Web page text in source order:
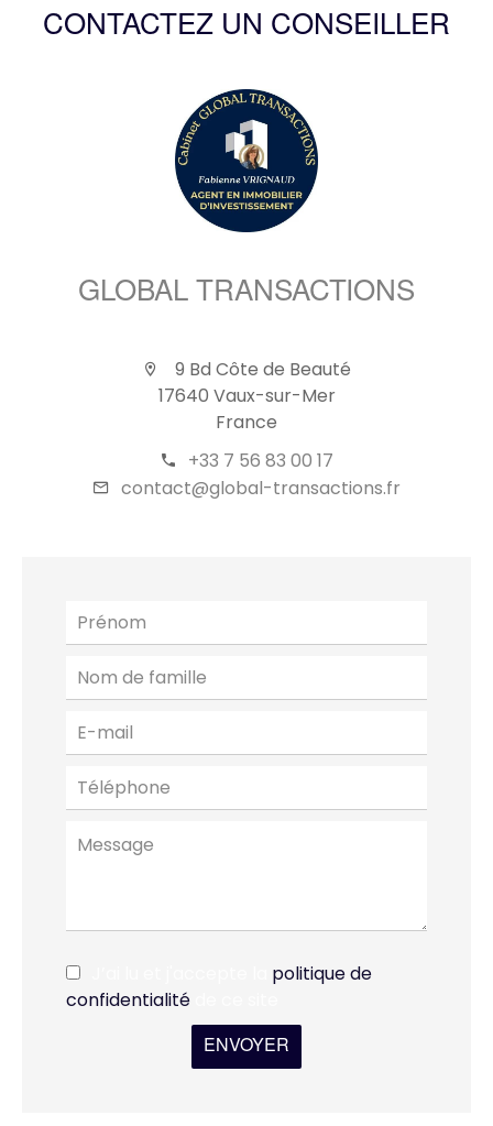
CONTACTEZ UN CONSEILLER
GLOBAL TRANSACTIONS
9 Bd Côte de Beauté
17640 Vaux-sur-Mer
France
+33 7 56 83 00 17
contact@global-transactions.fr
politique de
confidentialité
ENVOYER